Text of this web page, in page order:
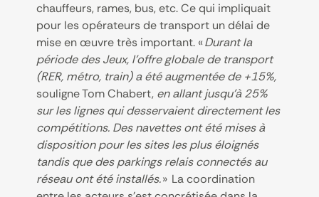
chauffeurs, rames, bus, etc. Ce qui impliquait
pour les opérateurs de transport un délai de
mise en œuvre très important. «Durant la
période des Jeux, l’offre globale de transport
(RER, métro, train) a été augmentée de +15%,
souligne Tom Chabert, en allant jusqu’à 25%
sur les lignes qui desservaient directement les
compétitions. Des navettes ont été mises à
disposition pour les sites les plus éloignés
tandis que des parkings relais connectés au
réseau ont été installés.» La coordination